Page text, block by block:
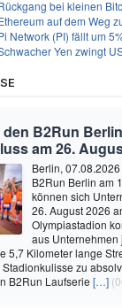
bei kleinen Bitcoin (BTC)
auf dem Weg zu $5.000? ETH erobert wichtige
Network (PI) fällt um 5% täglich,
Yen zwingt USA zur
B2Run
am 26.
Berlin,
B2Run Berlin am
können sich
26. August 2026
Olympiastadion
aus Unternehmen
5,7 Kilometer lange
zu
B2Run Laufserie […]